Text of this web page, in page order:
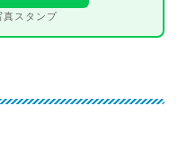
真スタンプ